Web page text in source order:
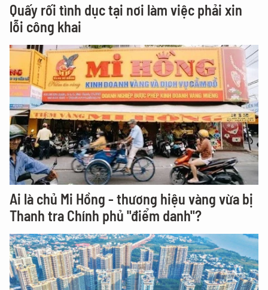
Quấy rối tình dục tại nơi làm việc phải xin
lỗi công khai
Ai là chủ Mi Hồng - thương hiệu vàng vừa bị
Thanh tra Chính phủ "điểm danh"?